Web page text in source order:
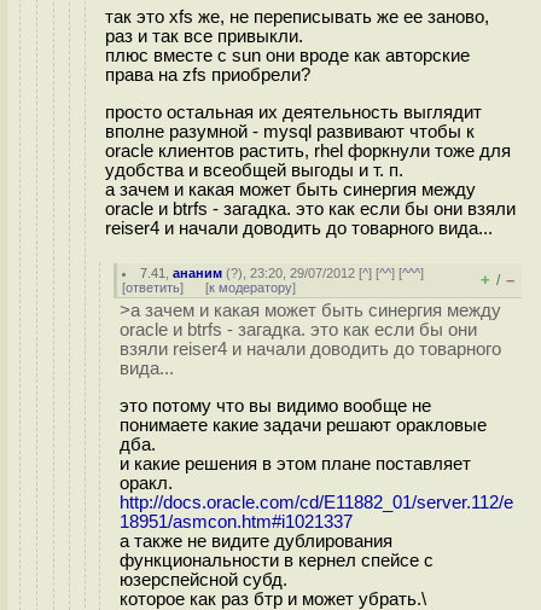
так это xfs же, не переписывать же ее заново,
раз и так все привыкли.
плюс вместе с sun они вроде как авторские
права на zfs приобрели?
просто остальная их деятельность выглядит
вполне разумной - mysql развивают чтобы к
oracle клиентов растить, rhel форкнули тоже для
удобства и всеобщей выгоды и т. п.
а зачем и какая может быть синергия между
oracle и btrfs - загадка. это как если бы они взяли
reiser4 и начали доводить до товарного вида...
7.41 ,ананим (?), 23:20, 29/07/2012 [^] [^^] [^^^]
[ответить] [к модератору] + / –
>а зачем и какая может быть синергия между
oracle и btrfs - загадка. это как если бы они
взяли reiser4 и начали доводить до товарного
вида...
это потому что вы видимо вообще не
понимаете какие задачи решают оракловые
дба.
и какие решения в этом плане поставляет
оракл.
http://docs.oracle.com/cd/E11882_01/server.112/e
18951/asmcon.htm#i1021337
а также не видите дублирования
функциональности в кернел спейсе с
юзерспейсной субд.
которое как раз бтр и может убрать.\